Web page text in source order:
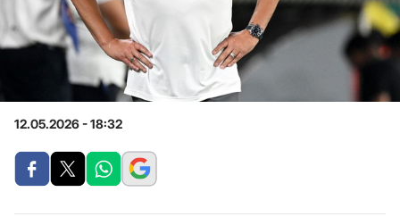
12.05.2026 - 18:32